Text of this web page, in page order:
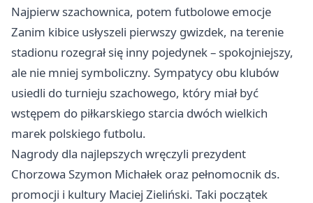
Najpierw szachownica, potem futbolowe emocje
Zanim kibice usłyszeli pierwszy gwizdek, na terenie
stadionu rozegrał się inny pojedynek – spokojniejszy,
ale nie mniej symboliczny. Sympatycy obu klubów
usiedli do turnieju szachowego, który miał być
wstępem do piłkarskiego starcia dwóch wielkich
marek polskiego futbolu.
Nagrody dla najlepszych wręczyli prezydent
Chorzowa Szymon Michałek oraz pełnomocnik ds.
promocji i kultury Maciej Zieliński. Taki początek